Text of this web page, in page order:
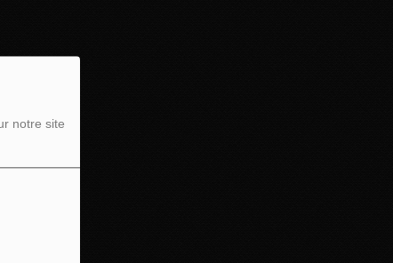
notre site